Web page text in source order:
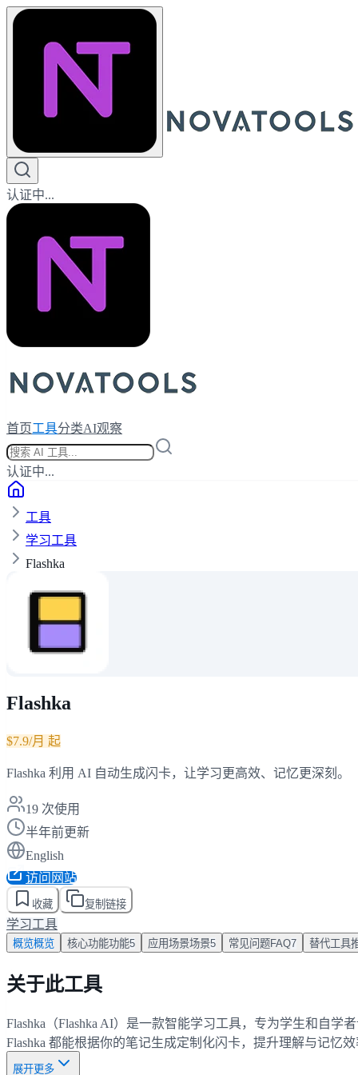
认证中...
首页工具分类AI观察
认证中...
工具
学习工具
Flashka
Flashka
$7.9/月 起
Flashka 利用 AI 自动生成闪卡，让学习更高效、记忆更深刻。
19 次使用
半年前更新
English
访问网站
收藏 复制链接
学习工具
概览概览 核心功能功能5 应用场景场景5 常见问题 FAQ7 替代工具
关于此工具
Flashka（Flashka AI）是一款智能学习工具，专为学生和自
Flashka 都能根据你的笔记生成定制化闪卡，提升理解与记忆
展开更多